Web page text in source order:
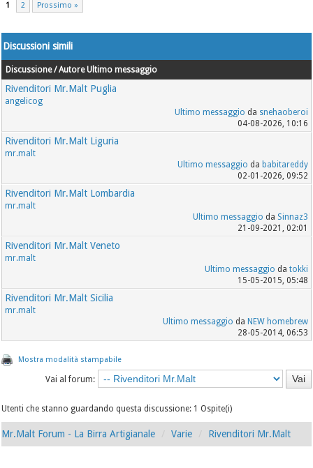
1 2 Prossimo »
Discussioni simili
Discussione / Autore Ultimo messaggio
Rivenditori Mr.Malt Puglia
angelicog
Ultimo messaggio da snehaoberoi
04-08-2026, 10:16
Rivenditori Mr.Malt Liguria
mr.malt
Ultimo messaggio da babitareddy
02-01-2026, 09:52
Rivenditori Mr.Malt Lombardia
mr.malt
Ultimo messaggio da Sinnaz3
21-09-2021, 02:01
Rivenditori Mr.Malt Veneto
mr.malt
Ultimo messaggio da tokki
15-05-2015, 05:48
Rivenditori Mr.Malt Sicilia
mr.malt
Ultimo messaggio da NEW homebrew
28-05-2014, 06:53
Mostra modalità stampabile
Vai al forum:
Utenti che stanno guardando questa discussione: 1 Ospite(i)
Mr.Malt Forum - La Birra Artigianale Varie Rivenditori Mr.Malt